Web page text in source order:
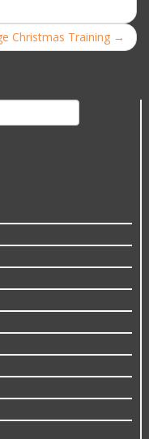
Christmas Training →